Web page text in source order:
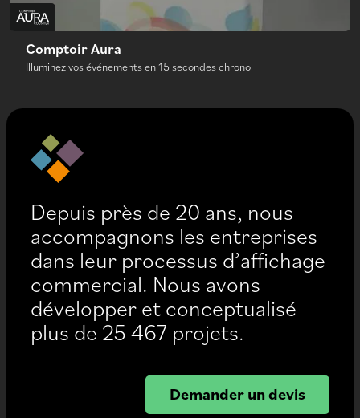
Comptoir Aura
Illuminez vos événements en 15 secondes chrono
Depuis près de 20 ans, nous
accompagnons les entreprises
dans leur processus d’affichage
commercial. Nous avons
développer et conceptualisé
plus de 25 467 projets.
Demander un devis